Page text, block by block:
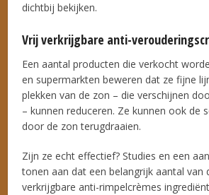
dichtbij bekijken.
Vrij verkrijgbare anti-
Een aantal producten die verkocht
en supermarkten beweren dat ze fijne
plekken van de zon – die verschijnen
– kunnen reduceren. Ze kunnen ook de
door de zon terugdraaien.
Zijn ze echt effectief? Studies en een
tonen aan dat een belangrijk aantal van
verkrijgbare anti-rimpelcrèmes